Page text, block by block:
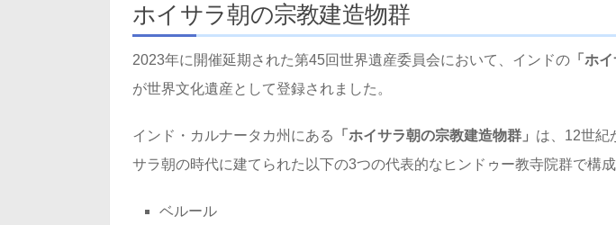
ホイサラ朝の宗教建造物群
2023年に開催延期された第45回世界遺産委員会において、インドの 「ホ
が世界文化遺産として登録されました。
インド・カルナータカ州にある 「ホイサラ朝の宗教建造物群」 は、12世紀
サラ朝の時代に建てられた以下の3つの代表的なヒンドゥー教寺院群で構成
ベルール